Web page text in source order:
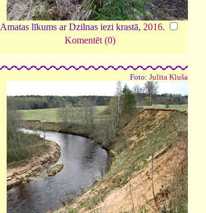
Amatas līkums ar Dzilnas iezi krastā, 2016.
Komentēt (0)
Foto: Julita Kluša